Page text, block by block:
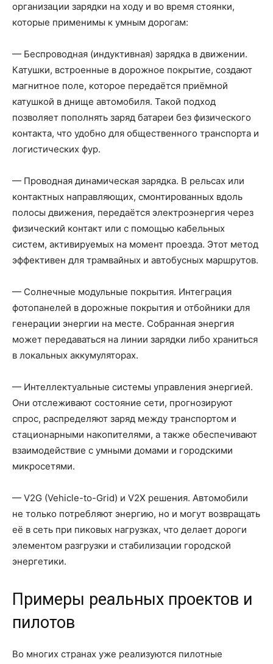
организации зарядки на ходу и во время стоянки,
которые применимы к умным дорогам:
— Беспроводная (индуктивная) зарядка в движении.
Катушки, встроенные в дорожное покрытие, создают
магнитное поле, которое передаётся приёмной
катушкой в днище автомобиля. Такой подход
позволяет пополнять заряд батареи без физического
контакта, что удобно для общественного транспорта и
логистических фур.
— Проводная динамическая зарядка. В рельсах или
контактных направляющих, смонтированных вдоль
полосы движения, передаётся электроэнергия через
физический контакт или с помощью кабельных
систем, активируемых на момент проезда. Этот метод
эффективен для трамвайных и автобусных маршрутов.
— Солнечные модульные покрытия. Интеграция
фотопанелей в дорожные покрытия и отбойники для
генерации энергии на месте. Собранная энергия
может передаваться на линии зарядки либо храниться
в локальных аккумуляторах.
— Интеллектуальные системы управления энергией.
Они отслеживают состояние сети, прогнозируют
спрос, распределяют заряд между транспортом и
стационарными накопителями, а также обеспечивают
взаимодействие с умными домами и городскими
микросетями.
— V2G (Vehicle-to-Grid) и V2X решения. Автомобили
не только потребляют энергию, но и могут возвращать
её в сеть при пиковых нагрузках, что делает дороги
элементом разгрузки и стабилизации городской
энергетики.
Примеры реальных проектов и
пилотов
Во многих странах уже реализуются пилотные